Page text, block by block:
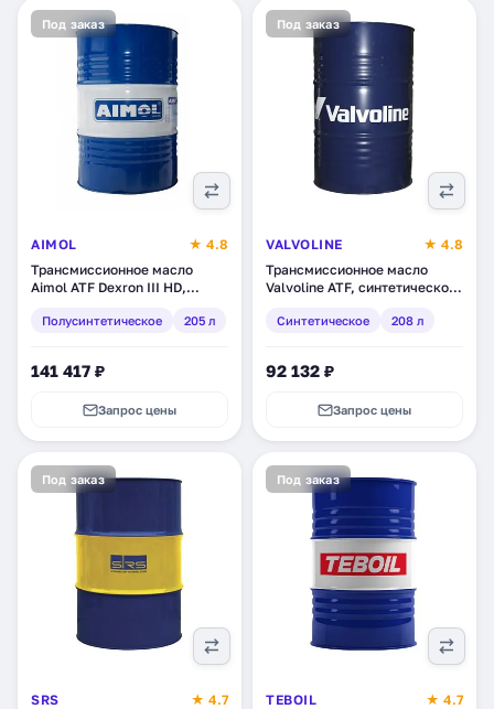
Под заказ
AIMOL
★ 4.8
Трансмиссионное масло
Aimol ATF Dexron III HD,
(54711)
Полусинтетическое 205 л
141 417 ₽
Запрос цены
Под заказ
VALVOLINE
★ 4.8
Трансмиссионное масло
Valvoline ATF, синтетическое,
Синтетическое 208 л
92 132 ₽
Запрос цены
Под заказ
SRS
★ 4.7
Под заказ
TEBOIL
★ 4.7